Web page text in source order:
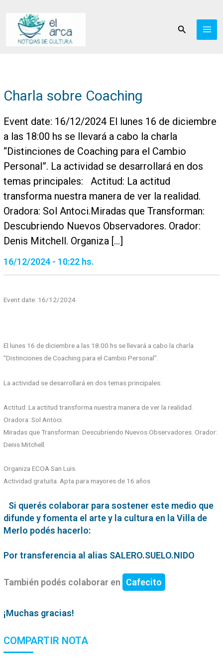
contenido
Buscar
Charla sobre Coaching
Event date: 16/12/2024 El lunes 16 de diciembre
a las 18:00 hs se llevará a cabo la charla
“Distinciones de Coaching para el Cambio
Personal”. La actividad se desarrollará en dos
temas principales: Actitud: La actitud
transforma nuestra manera de ver la realidad.
Oradora: Sol Antoci.Miradas que Transforman:
Descubriendo Nuevos Observadores. Orador:
Denis Mitchell. Organiza […]
16/12/2024 - 10:22 hs.
Event date: 16/12/2024
El lunes 16 de diciembre a las 18:00 hs se llevará a cabo la charla
“Distinciones de Coaching para el Cambio Personal”.
La actividad se desarrollará en dos temas principales:
Actitud: La actitud transforma nuestra manera de ver la realidad.
Oradora: Sol Antoci.
Miradas que Transforman: Descubriendo Nuevos Observadores. Orador:
Denis Mitchell.
Organiza ECOA San Luis.
Actividad gratuita. Apta para mayores de 16 años
Si querés colaborar para sostener este medio que
difunde y fomenta el arte y la cultura en la Villa de
Merlo podés hacerlo:
Por transferencia al alias SALERO.SUELO.NIDO
También podés colaborar en Cafecito
¡Muchas gracias!
COMPARTIR NOTA